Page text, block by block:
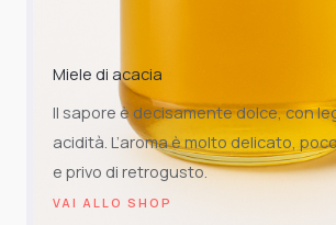
Miele di acacia
Il sapore è decisamente dolce, con
acidità. L’aroma è molto delicato,
e privo di retrogusto.
VAI ALLO SHOP